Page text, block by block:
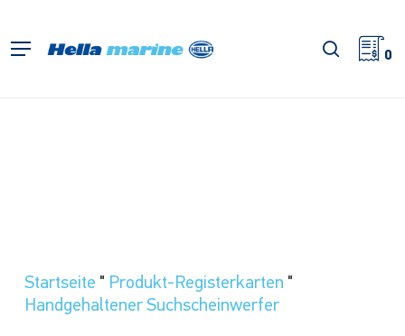
springen
Menü Suche
0
Startseite " Produkt-Registerkarten "
Handgehaltener Suchscheinwerfer